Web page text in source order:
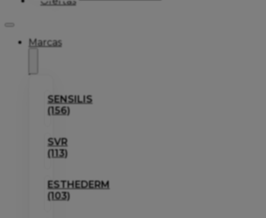
Marcas
SENSILIS
(156)
SVR
(113)
ESTHEDERM
(103)